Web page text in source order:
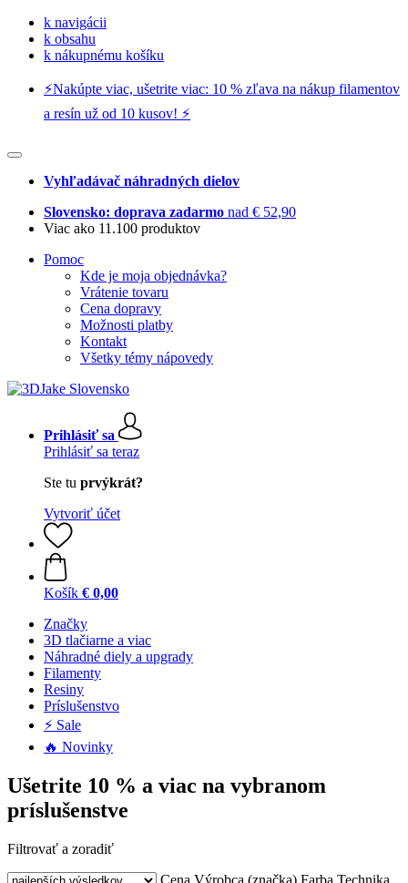
k navigácii
k obsahu
k nákupnému košíku
⚡️Nakúpte viac, ušetrite viac: 10 % zľava na nákup filamentov
a resín už od 10 kusov! ⚡️
Vyhľadávač náhradných dielov
Slovensko: doprava zadarmo nad € 52,90
Viac ako 11.100 produktov
Pomoc
Kde je moja objednávka?
Vrátenie tovaru
Cena dopravy
Možnosti platby
Kontakt
Všetky témy nápovedy
Prihlásiť sa
Prihlásiť sa teraz
Ste tu prvýkrát?
Vytvoriť účet
Košík € 0,00
Značky
3D tlačiarne a viac
Náhradné diely a upgrady
Filamenty
Resiny
Príslušenstvo
⚡ Sale
🔥 Novinky
Ušetrite 10 % a viac na vybranom
príslušenstve
Filtrovať a zoradiť
Cena Výrobca (značka) Farba Technika